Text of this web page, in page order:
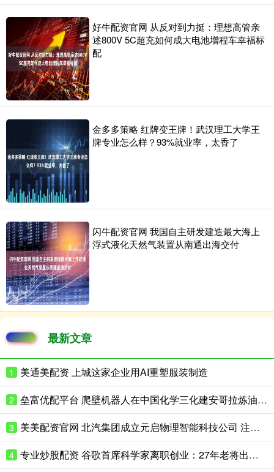
好牛配资官网 从反对到力挺：理想高管亲
述800V 5C超充如何成大电池增程车幸福标
配
金多多策略 红牌变王牌！武汉理工大学王
牌专业怎么样？93%就业率，太香了
闪牛配资官网 我国自主研发建造最大海上
浮式液化天然气装置从南通出海交付
最新文章
1 美通美配资 上城这家企业用AI重塑服装制造
2 垒富优配平台 爬壁机器人在中国化学三化建安哥拉炼油项目完成实战演练
3 美美配资官网 北汽集团成立元启物理智能科技公司 注册资本8亿
4 专业炒股配资 谷歌首席科学家离职创业：27年老将出走，带走一支顶级AI团队